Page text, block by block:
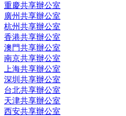
重慶共享辦公室
廣州共享辦公室
杭州共享辦公室
香港共享辦公室
澳門共享辦公室
南京共享辦公室
上海共享辦公室
深圳共享辦公室
台北共享辦公室
天津共享辦公室
西安共享辦公室